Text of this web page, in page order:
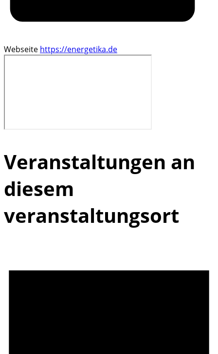
Webseite https://energetika.de
Veranstaltungen an
diesem
veranstaltungsort